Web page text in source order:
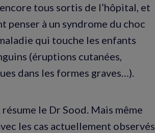
tous sortis de l’hôpital, et
penser à un syndrome du choc
qui touche les enfants
(éruptions cutanées,
dans les formes graves…).
résume le Dr Sood. Mais même
les cas actuellement observés,